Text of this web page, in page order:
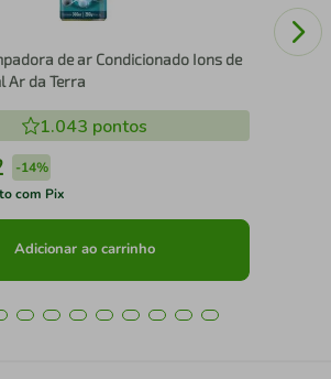
de ar Condicionado Ions de
Ar da Terra
1.043 pontos
-14%
com Pix
Adicionar ao carrinho